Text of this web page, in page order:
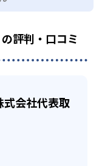
他の習い事で忙し
ことも可能だ。
徒向け
ケジュールに合わ
軽に相談可能
評判・口コミ
式会社代表取